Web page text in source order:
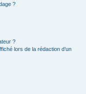
?
?
lors de la rédaction d’un